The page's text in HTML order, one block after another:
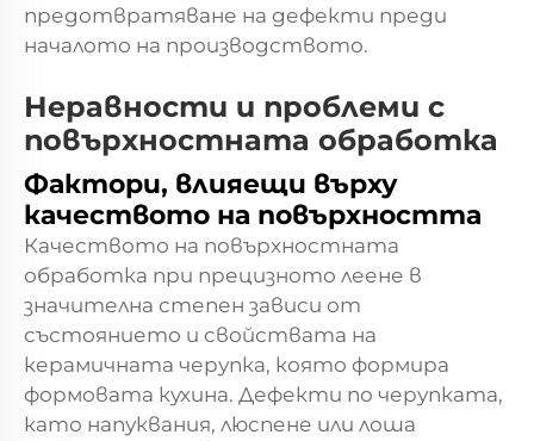
предотвратяване на дефекти преди
началото на производството.
Неравности и проблеми с
повърхностната обработка
Фактори, влияещи върху
качеството на повърхността
Качеството на повърхностната
обработка при прецизното леене в
значителна степен зависи от
състоянието и свойствата на
керамичната черупка, която формира
формовата кухина. Дефекти по черупката,
като напуквания, люспене или лоша